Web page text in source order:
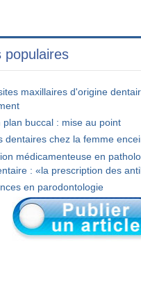
populaires
maxillaires d'origine
plan buccal : mise au point
dentaires chez la femme
médicamenteuse en
: «la prescription des
en parodontologie